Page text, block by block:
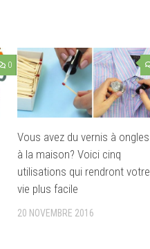
0
Vous avez du vernis à ongles
à la maison? Voici cinq
utilisations qui rendront votre
vie plus facile
20 NOVEMBRE 2016